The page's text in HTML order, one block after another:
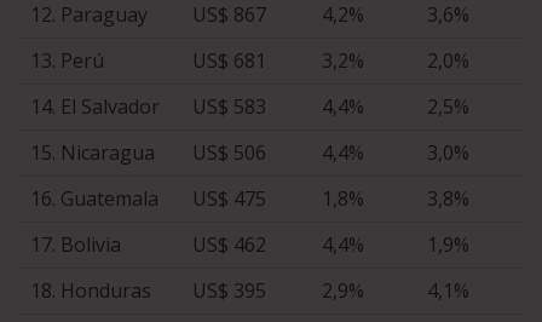
12. Paraguay
US$ 867 4,2%
3,6%
13. Perú
US$ 681 3,2%
2,0%
14. El Salvador
US$ 583 4,4%
2,5%
15. Nicaragua
US$ 506 4,4%
3,0%
16. Guatemala
US$ 475 1,8%
3,8%
17. Bolivia
US$ 462 4,4%
1,9%
18. Honduras
US$ 395 2,9%
4,1%